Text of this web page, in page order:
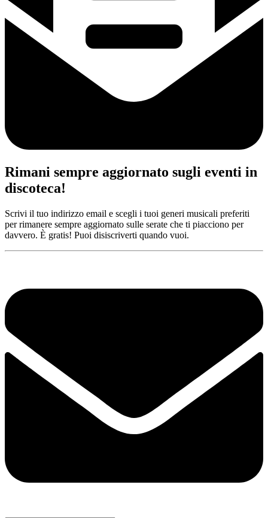
Rimani sempre aggiornato sugli eventi in
discoteca!
Scrivi il tuo indirizzo email e scegli i tuoi generi musicali preferiti
per rimanere sempre aggiornato sulle serate che ti piacciono per
davvero. È gratis! Puoi disiscriverti quando vuoi.